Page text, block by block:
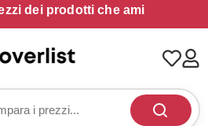
dei prodotti che ami